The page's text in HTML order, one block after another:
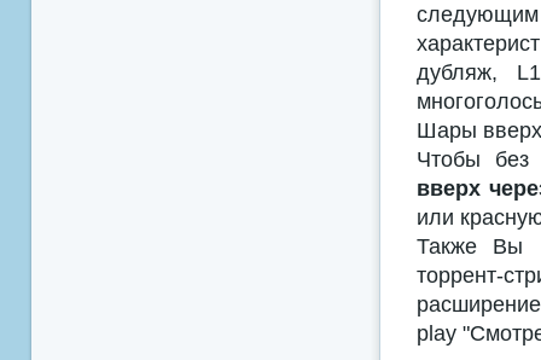
дубляж,
Шары
Чтобы без
вверх
или
Также Вы
торрент-
play